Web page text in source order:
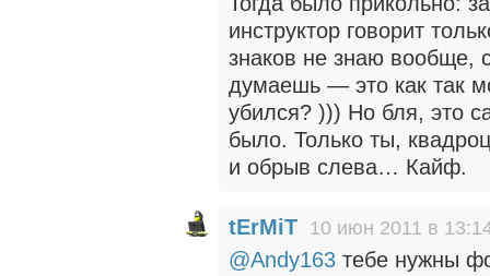
инструктор говорит
знаков не знаю вообще,
думаешь — это как так
убился? ))) Но бля, это
было. Только ты,
и обрыв слева… Кайф.
tErMiT 10 июн 2011 в
@Andy163 тебе нужны